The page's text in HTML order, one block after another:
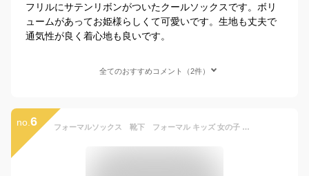
フリルにサテンリボンがついたクールソックスです。ボリ
ュームがあってお姫様らしくて可愛いです。生地も丈夫で
通気性が良く着心地も良いです。
全てのおすすめコメント（2件）
no. 6 フォーマルソックス 靴下 フォーマル キッズ 女の子 発表会 入学式 卒園式 卒業式 結婚式 法事 七五三 子供用 ブライズメイド ハロウィン